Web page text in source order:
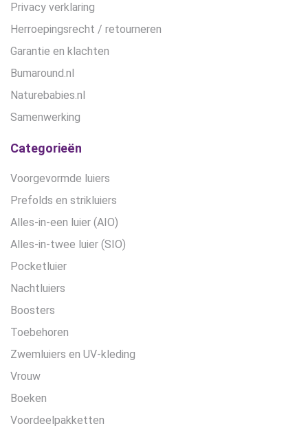
Privacy verklaring
Herroepingsrecht / retourneren
Garantie en klachten
Bumaround.nl
Naturebabies.nl
Samenwerking
Categorieën
Voorgevormde luiers
Prefolds en strikluiers
Alles-in-een luier (AIO)
Alles-in-twee luier (SIO)
Pocketluier
Nachtluiers
Boosters
Toebehoren
Zwemluiers en UV-kleding
Vrouw
Boeken
Voordeelpakketten